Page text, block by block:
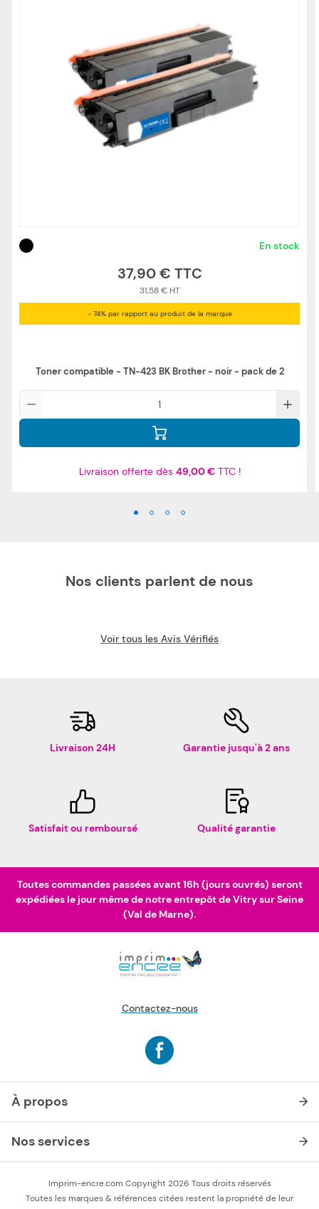
En stock
37,90 €
31,58 €
- 74% par rapport au produit de la marque
Toner compatible - TN-423 BK Brother - noir - pack de 2
Livraison offerte dès 49,00 €TTC !
Nos clients parlent de nous
Voir tous les Avis Vérifiés
Livraison 24H Garantie jusqu'à 2 ans
Satisfait ou remboursé Qualité garantie
Toutes commandes passées avant 16h (jours ouvrés) seront
expédiées le jour même de notre entrepôt de Vitry sur Seine
(Val de Marne).
Contactez-nous
À propos
Nos services
Imprim-encre.com Copyright 2026 Tous droits réservés
Toutes les marques & références citées restent la propriété de leur